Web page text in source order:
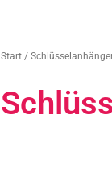
Start /